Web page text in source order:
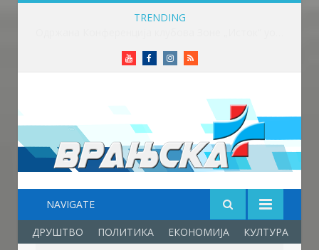
TRENDING
YoutubeFacebookInstagram
RSS
NAVIGATE
ДРУШТВО ПОЛИТИКА ЕКОНОМИЈА КУЛТУРА